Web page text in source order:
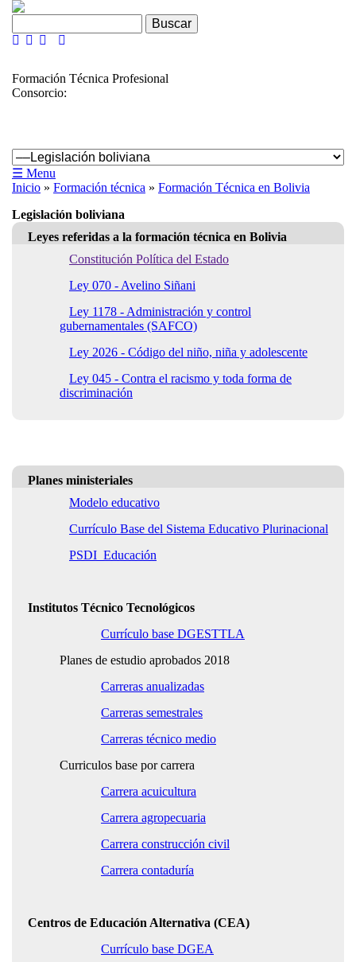
Skip to navigation
Pasar al contenido principal
Formación Técnica Profesional
Consorcio:
☰ Menu
Usted está aquí
Inicio » Formación técnica » Formación Técnica en Bolivia
Legislación boliviana
Leyes referidas a la formación técnica en Bolivia
Constitución Política del Estado
Ley 070 - Avelino Siñani
Ley 1178 - Administración y control
gubernamentales (SAFCO)
Ley 2026 - Código del niño, niña y adolescente
Ley 045 - Contra el racismo y toda forma de
discriminación
Planes ministeriales
Modelo educativo
Currículo Base del Sistema Educativo Plurinacional
PSDI_Educación
Institutos Técnico Tecnológicos
Currículo base DGESTTLA
Planes de estudio aprobados 2018
Carreras anualizadas
Carreras semestrales
Carreras técnico medio
Curriculos base por carrera
Carrera acuicultura
Carrera agropecuaria
Carrera construcción civil
Carrera contaduría
Centros de Educación Alternativa (CEA)
Currículo base DGEA